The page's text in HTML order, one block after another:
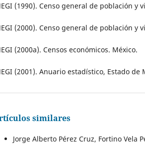
(1990). Censo general de población y
(2000). Censo general de población y
(2000a). Censos económicos. México.
(2001). Anuario estadístico, Estado de
similares
Jorge Alberto Pérez Cruz, Fortino Vela